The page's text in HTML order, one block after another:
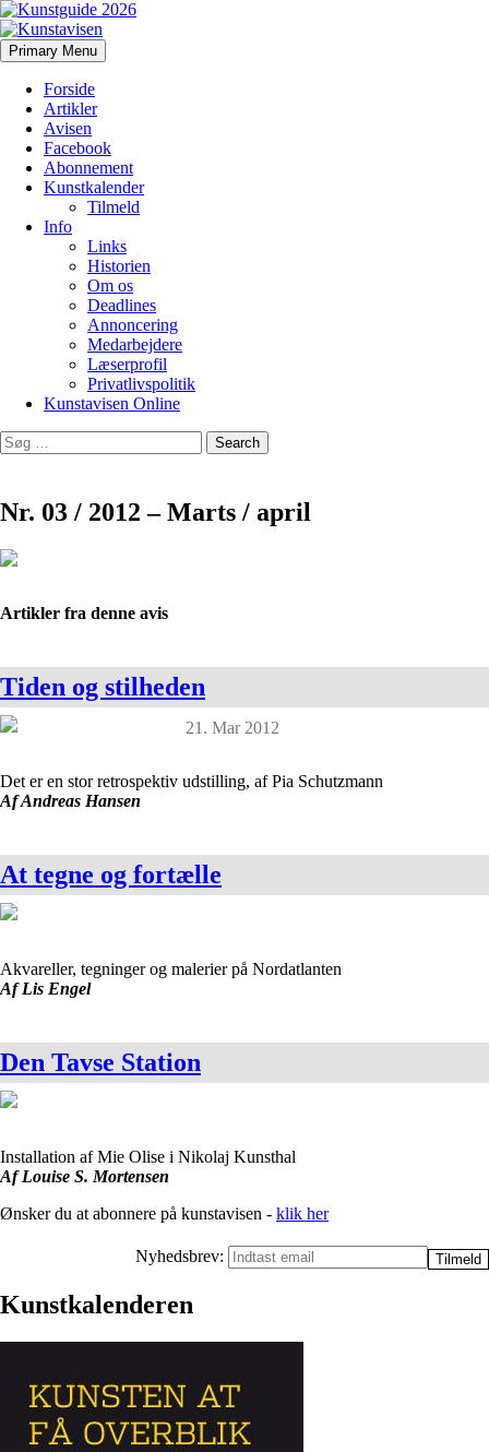
Kunstavisen
Search
Primary Menu Skip
to
Forside
Artikler
Avisen
Facebook
Abonnement
Kunstkalender
Tilmeld
Info
Links
Historien
Om os
Deadlines
Annoncering
Medarbejdere
Læserprofil
Privatlivspolitik
Kunstavisen Online
Search
for:
Nr. 03 / 2012 – Marts / april
Artikler fra denne avis
Tiden og stilheden
21. Mar 2012
Det er en stor retrospektiv udstilling, af Pia Schutzmann
Af Andreas Hansen
At tegne og fortælle
Akvareller, tegninger og malerier på Nordatlanten
Af Lis Engel
Den Tavse Station
Installation af Mie Olise i Nikolaj Kunsthal
Af Louise S. Mortensen
Ønsker du at abonnere på kunstavisen - klik her
Nyhedsbrev:
Kunstkalenderen